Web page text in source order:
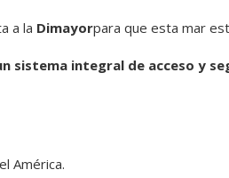
a la Dimayorpara que esta mar
sistema integral de acceso y
América.